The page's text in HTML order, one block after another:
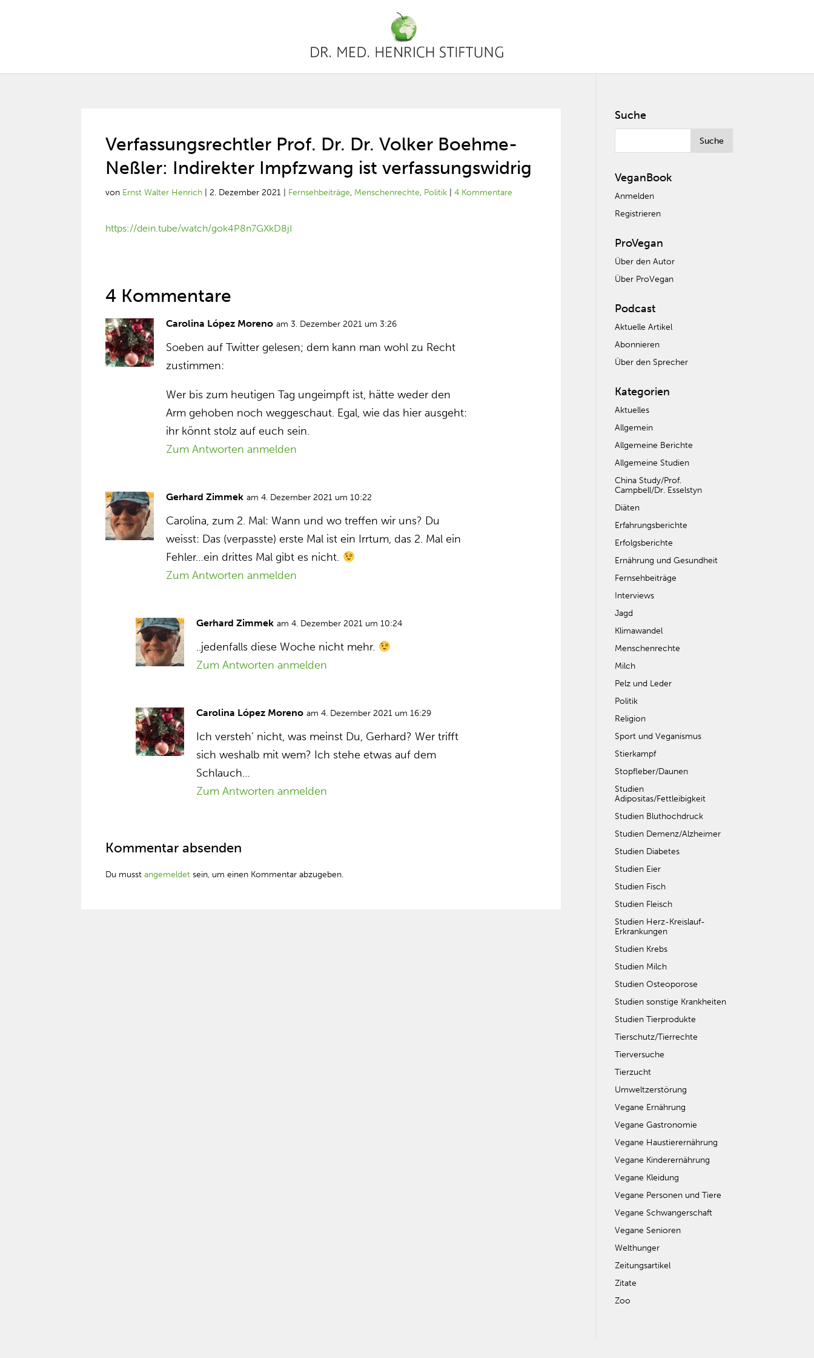
Verfassungsrechtler Prof. Dr. Dr. Volker Boehme-
Neßler: Indirekter Impfzwang ist verfassungswidrig
von Ernst Walter Henrich |2. Dezember 2021 Fernsehbeiträge, Menschenrechte, Politik |4 Kommentare
https://dein.tube/watch/gok4P8n7GXkD8jI
4 Kommentare
Carolina López Moreno am 3. Dezember 2021 um 3:26
Soeben auf Twitter gelesen; dem kann man wohl zu Recht
zustimmen:
Wer bis zum heutigen Tag ungeimpft ist, hätte weder den
Arm gehoben noch weggeschaut. Egal, wie das hier ausgeht:
ihr könnt stolz auf euch sein.
Zum Antworten anmelden
Gerhard Zimmek am 4. Dezember 2021 um 10:22
Carolina, zum 2. Mal: Wann und wo treffen wir uns? Du
weisst: Das (verpasste) erste Mal ist ein Irrtum, das 2. Mal ein
Fehler…ein drittes Mal gibt es nicht.
Zum Antworten anmelden
Gerhard Zimmek am 4. Dezember 2021 um 10:24
..jedenfalls diese Woche nicht mehr.
Zum Antworten anmelden
Carolina López Moreno am 4. Dezember 2021 um 16:29
Ich versteh’ nicht, was meinst Du, Gerhard? Wer trifft
sich weshalb mit wem? Ich stehe etwas auf dem
Schlauch…
Zum Antworten anmelden
Kommentar absenden
Du musstangemeldet sein, um einen Kommentar abzugeben.
Suche
VeganBook
Anmelden
Registrieren
ProVegan
Über den Autor
Über ProVegan
Podcast
Aktuelle Artikel
Abonnieren
Über den Sprecher
Kategorien
Aktuelles
Allgemein
Allgemeine Berichte
Allgemeine Studien
China Study/Prof.
Campbell/Dr. Esselstyn
Diäten
Erfahrungsberichte
Erfolgsberichte
Ernährung und Gesundheit
Fernsehbeiträge
Interviews
Jagd
Klimawandel
Menschenrechte
Milch
Pelz und Leder
Politik
Religion
Sport und Veganismus
Stierkampf
Stopfleber/Daunen
Studien
Adipositas/Fettleibigkeit
Studien Bluthochdruck
Studien Demenz/Alzheimer
Studien Diabetes
Studien Eier
Studien Fisch
Studien Fleisch
Studien Herz-Kreislauf-
Erkrankungen
Studien Krebs
Studien Milch
Studien Osteoporose
Studien sonstige Krankheiten
Studien Tierprodukte
Tierschutz/Tierrechte
Tierversuche
Tierzucht
Umweltzerstörung
Vegane Ernährung
Vegane Gastronomie
Vegane Haustierernährung
Vegane Kinderernährung
Vegane Kleidung
Vegane Personen und Tiere
Vegane Schwangerschaft
Vegane Senioren
Welthunger
Zeitungsartikel
Zitate
Zoo